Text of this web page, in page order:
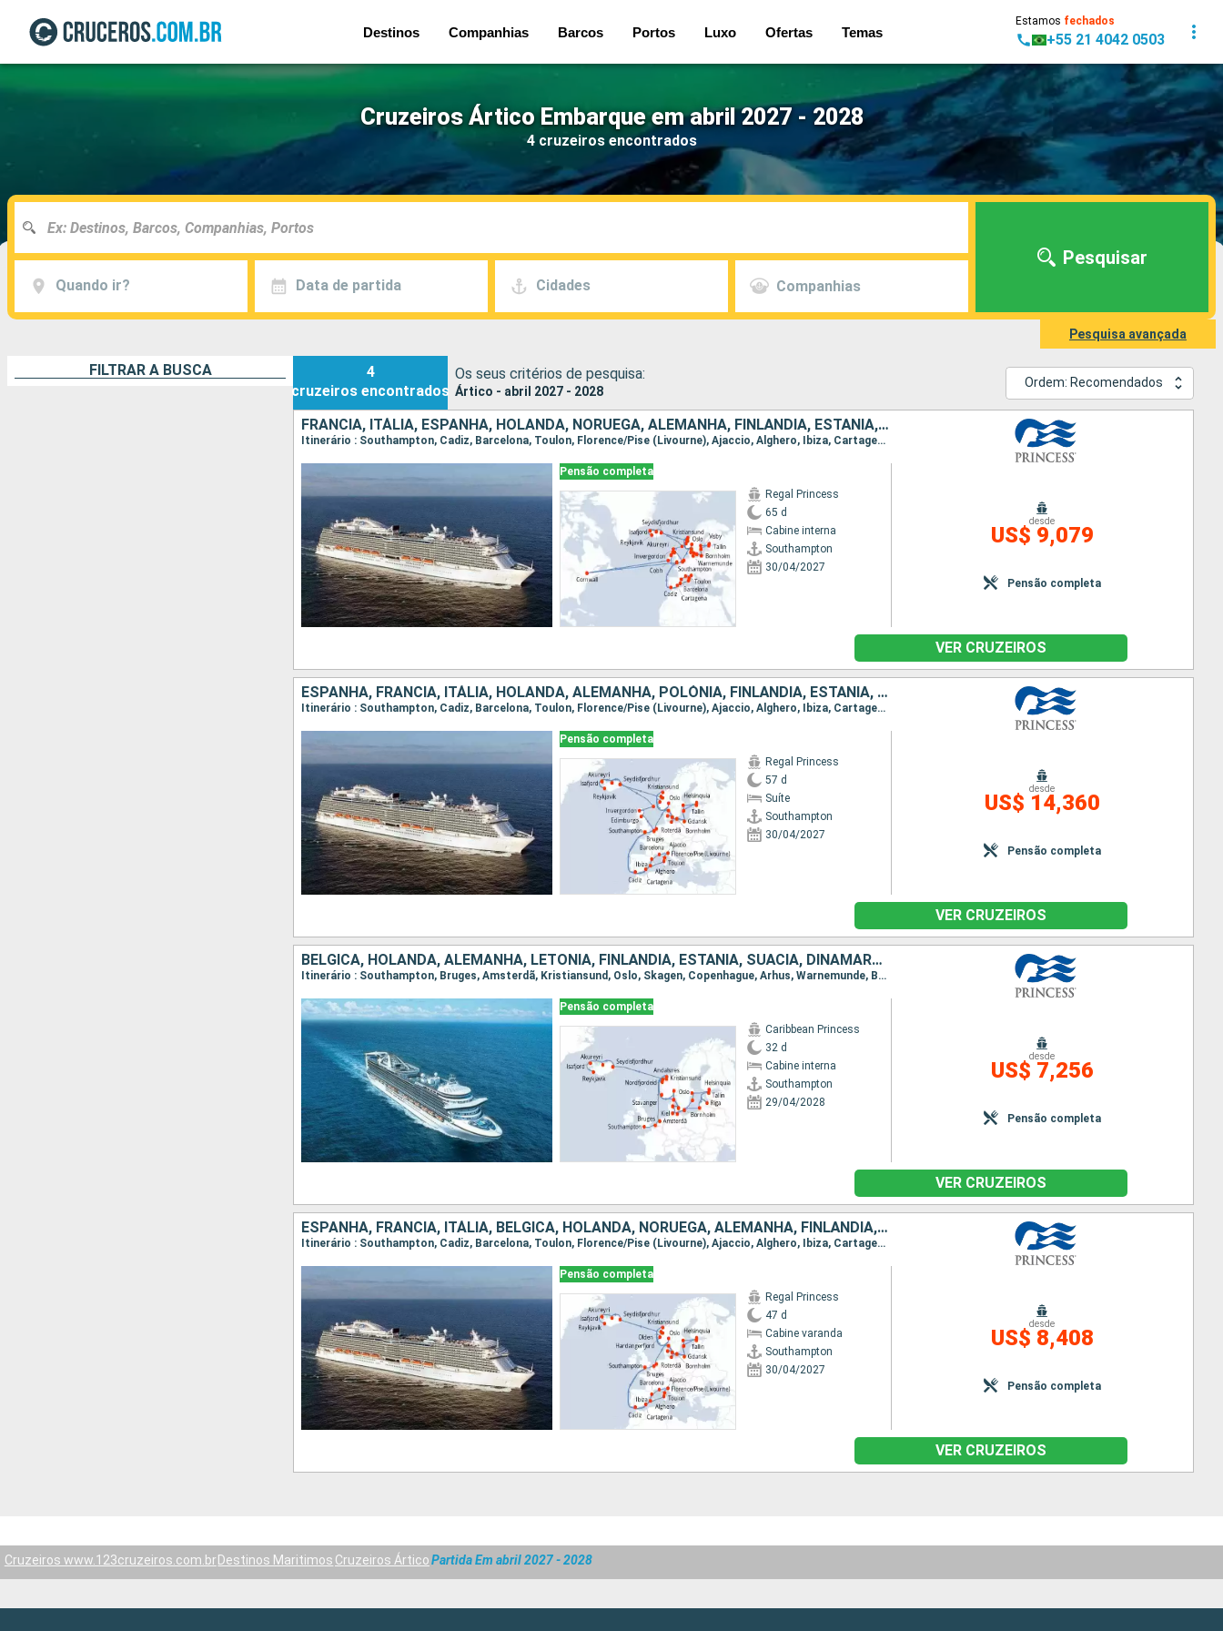
Destinos Companhias Barcos Portos Luxo Ofertas Temas
Estamos fechados
+55 21 4042 0503
Cruzeiros Ártico Embarque em abril 2027 - 2028
4 cruzeiros encontrados
Quando ir? Data de partida Cidades Companhias
Pesquisar
Pesquisa avançada
FILTRAR A BUSCA
4
cruzeiros encontrados
Os seus critérios de pesquisa:
Ártico - abril 2027 - 2028
Ordem: Recomendados
FRANCIA, ITÁLIA, ESPANHA, HOLANDA, NORUEGA, ALEMANHA, FINLÃNDIA, ESTÃNIA, SUÃCIA, POLÓNIA, DINAMARCA, ISLÂNDIA, BÉLGICA, CANADÁ, IRLANDA
Itinerário : Southampton, Cadiz, Barcelona, Toulon, Florence/Pise (Livourne), Ajaccio, Alghero, Ibiza, Cartagena, Southampton, Bruges, Roterdã, Oslo, Kristiansund, Skagen, Copenhague, Warnemunde, Bornholm, Gdansk, Visby, Tallin, Helsinquia, Tallin, Estocolmo, Visby, Gdansk, Bornholm, Arhus, Copenhague, Skagen, Hardangerfjord, Skjolden, Olden, Seydisfjordhur, Akureyri, Isafjord, Reykjavik, Isafjord, Akureyri, Seydisfjordhur, Ilhas Orkney, Invergordon, Edimburgo, Bruges, Southampton, Cornwall, Cobh, Dun Laoghaire, Belfast, Greenock, Southampton
Pensão completa
Regal Princess
65 d
Cabine interna
Southampton
30/04/2027
desde
US$ 9,079
Pensão completa
VER CRUZEIROS
ESPANHA, FRANCIA, ITÁLIA, HOLANDA, ALEMANHA, POLÓNIA, FINLÃNDIA, ESTÃNIA, SUÃCIA, DINAMARCA, NORUEGA, ISLÂNDIA, BÉLGICA
Itinerário : Southampton, Cadiz, Barcelona, Toulon, Florence/Pise (Livourne), Ajaccio, Alghero, Ibiza, Cartagena, Southampton, Bruges, Roterdã, Oslo, Kristiansund, Skagen, Copenhague, Warnemunde, Bornholm, Gdansk, Visby, Tallin, Helsinquia, Tallin, Estocolmo, Visby, Gdansk, Bornholm, Arhus, Copenhague, Skagen, Hardangerfjord, Skjolden, Olden, Seydisfjordhur, Akureyri, Isafjord, Reykjavik, Isafjord, Akureyri, Seydisfjordhur, Ilhas Orkney, Invergordon, Edimburgo, Bruges, Southampton
Pensão completa
Regal Princess
57 d
Suíte
Southampton
30/04/2027
desde
US$ 14,360
Pensão completa
VER CRUZEIROS
BÉLGICA, HOLANDA, ALEMANHA, LETÔNIA, FINLÃNDIA, ESTÃNIA, SUÃCIA, DINAMARCA, NORUEGA, ISLÂNDIA
Itinerário : Southampton, Bruges, Amsterdã, Kristiansund, Oslo, Skagen, Copenhague, Arhus, Warnemunde, Bornholm, Klaipeda, Riga, Tallin, Helsinquia, Tallin, Estocolmo, Visby, Bornholm, Kiel, Arhus, Copenhague, Skagen, Stavanger, Andalsnes, Nordfjordeid, Alesund, Seydisfjordhur, Akureyri, Isafjord, Reykjavik
Pensão completa
Caribbean Princess
32 d
Cabine interna
Southampton
29/04/2028
desde
US$ 7,256
Pensão completa
VER CRUZEIROS
ESPANHA, FRANCIA, ITÁLIA, BÉLGICA, HOLANDA, NORUEGA, ALEMANHA, FINLÃNDIA, ESTÃNIA, SUÃCIA, POLÓNIA, DINAMARCA, ISLÂNDIA
Itinerário : Southampton, Cadiz, Barcelona, Toulon, Florence/Pise (Livourne), Ajaccio, Alghero, Ibiza, Cartagena, Southampton, Bruges, Roterdã, Oslo, Kristiansund, Skagen, Copenhague, Warnemunde, Bornholm, Gdansk, Visby, Tallin, Helsinquia, Tallin, Estocolmo, Visby, Gdansk, Bornholm, Arhus, Copenhague, Skagen, Hardangerfjord, Skjolden, Olden, Seydisfjordhur, Akureyri, Isafjord, Reykjavik
Pensão completa
Regal Princess
47 d
Cabine varanda
Southampton
30/04/2027
desde
US$ 8,408
Pensão completa
VER CRUZEIROS
Cruzeiros www.123cruzeiros.com.br Destinos Maritimos Cruzeiros ÁrticoPartida Em abril 2027 - 2028